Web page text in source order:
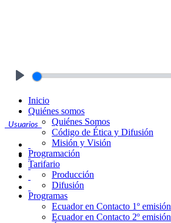
Usuarios
Inicio
Quiénes somos
Quiénes Somos
Código de Ética y Difusión
Misión y Visión
Programación
Tarifario
Producción
Difusión
Programas
Ecuador en Contacto 1º emisión
Ecuador en Contacto 2º emisión